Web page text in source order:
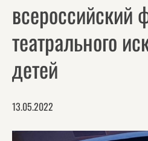
всероссийский
театрального
детей
13.05.2022